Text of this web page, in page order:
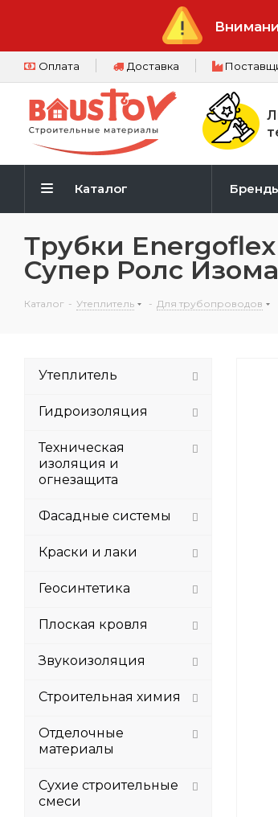
Оплата Доставка
Каталог
Трубки
Супер Ролс
Каталог - Утеплитель - Для трубопроводов
Утеплитель
Гидроизоляция
Техническая
изоляция и
огнезащита
Фасадные системы
Краски и лаки
Геосинтетика
Плоская кровля
Звукоизоляция
Строительная химия
Отделочные
материалы
Сухие строительные
смеси